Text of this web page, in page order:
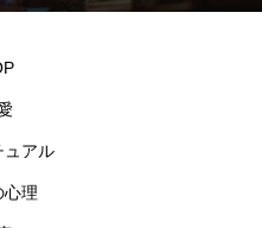
て
ュアル
心理